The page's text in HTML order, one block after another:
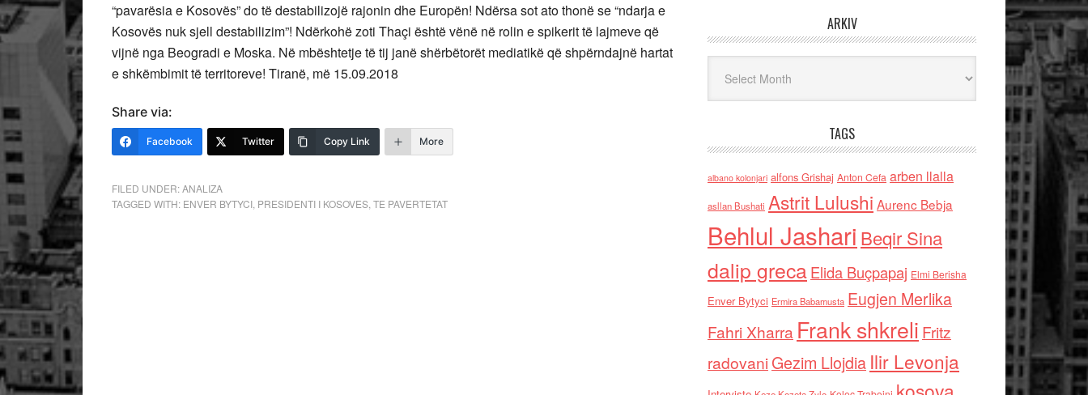
“pavarësia e Kosovës” do të destabilizojë rajonin dhe Europën! Ndërsa sot ato thonë se “ndarja e
Kosovës nuk sjell destabilizim”! Ndërkohë zoti Thaçi është vënë në rolin e spikerit të lajmeve që
vijnë nga Beogradi e Moska. Në mbështetje të tij janë shërbëtorët mediatikë që shpërndajnë hartat
e shkëmbimit të territoreve! Tiranë, më 15.09.2018
Share via:
Facebook Twitter Copy Link More
FILED UNDER:ANALIZA
TAGGED WITH: ENVER BYTYCI PRESIDENTI I KOSOVES TE PAVERTETAT
ARKIV
TAGS
albano kolonjari alfons Grishaj Anton Cefa arben llalla
asllan Bushati Astrit Lulushi Aurenc Bebja
Behlul Jashari Beqir Sina
dalip grecaElida Buçpapaj Elmi Berisha
Enver Bytyci Ermira Babamusta Eugjen Merlika
Fahri Xharra Frank shkreli Fritz
radovaniGezim Llojdia Ilir Levonja